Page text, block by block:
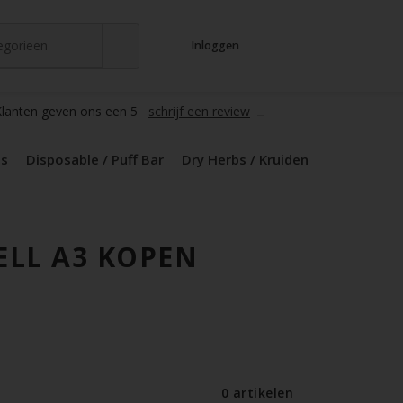
Inloggen
geven ons een 5 schrijf een review
Disposable / Puff Bar Dry Herbs / Kruiden
A3 KOPEN
0 artikelen